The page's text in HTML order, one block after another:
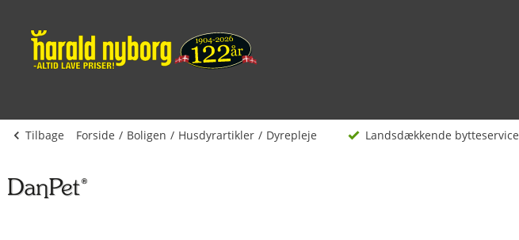
Tilbage Forside Boligen Husdyrartikler Dyrepleje Landsdækkende bytteservice